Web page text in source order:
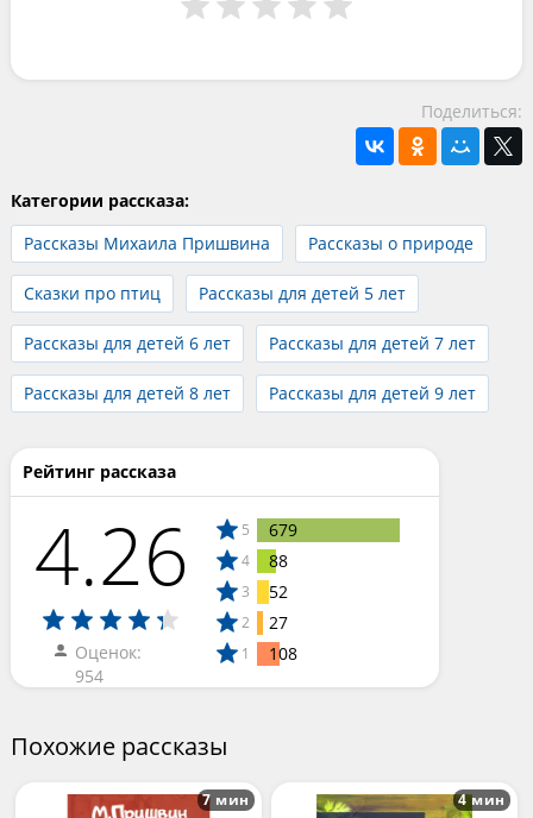
Поделиться:
Категории рассказа:
Рассказы Михаила Пришвина
Рассказы о природе
Сказки про птиц Рассказы для детей 5 лет
Рассказы для детей 6 лет Рассказы для детей 7 лет
Рассказы для детей 8 лет Рассказы для детей 9 лет
Рейтинг рассказа
4.26
Оценок:
954
5 679
4 88
3 52
2 27
1 108
Похожие рассказы
7 мин 4 мин